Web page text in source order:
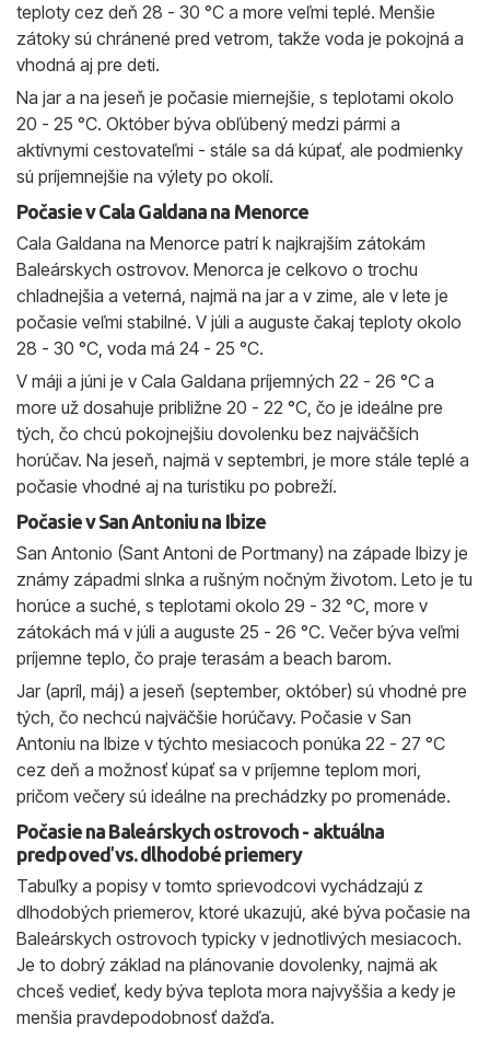
teploty cez deň 28 - 30 °C a more veľmi teplé. Menšie
zátoky sú chránené pred vetrom, takže voda je pokojná a
vhodná aj pre deti.
Na jar a na jeseň je počasie miernejšie, s teplotami okolo
20 - 25 °C. Október býva obľúbený medzi pármi a
aktívnymi cestovateľmi - stále sa dá kúpať, ale podmienky
sú príjemnejšie na výlety po okolí.
Počasie v Cala Galdana na Menorce
Cala Galdana na Menorce patrí k najkrajším zátokám
Baleárskych ostrovov. Menorca je celkovo o trochu
chladnejšia a veterná, najmä na jar a v zime, ale v lete je
počasie veľmi stabilné. V júli a auguste čakaj teploty okolo
28 - 30 °C, voda má 24 - 25 °C.
V máji a júni je v Cala Galdana príjemných 22 - 26 °C a
more už dosahuje približne 20 - 22 °C, čo je ideálne pre
tých, čo chcú pokojnejšiu dovolenku bez najväčších
horúčav. Na jeseň, najmä v septembri, je more stále teplé a
počasie vhodné aj na turistiku po pobreží.
Počasie v San Antoniu na Ibize
San Antonio (Sant Antoni de Portmany) na západe Ibizy je
známy západmi slnka a rušným nočným životom. Leto je tu
horúce a suché, s teplotami okolo 29 - 32 °C, more v
zátokách má v júli a auguste 25 - 26 °C. Večer býva veľmi
príjemne teplo, čo praje terasám a beach barom.
Jar (apríl, máj) a jeseň (september, október) sú vhodné pre
tých, čo nechcú najväčšie horúčavy. Počasie v San
Antoniu na Ibize v týchto mesiacoch ponúka 22 - 27 °C
cez deň a možnosť kúpať sa v príjemne teplom mori,
pričom večery sú ideálne na prechádzky po promenáde.
Počasie na Baleárskych ostrovoch - aktuálna
predpoveď vs. dlhodobé priemery
Tabuľky a popisy v tomto sprievodcovi vychádzajú z
dlhodobých priemerov, ktoré ukazujú, aké býva počasie na
Baleárskych ostrovoch typicky v jednotlivých mesiacoch.
Je to dobrý základ na plánovanie dovolenky, najmä ak
chceš vedieť, kedy býva teplota mora najvyššia a kedy je
menšia pravdepodobnosť dažďa.